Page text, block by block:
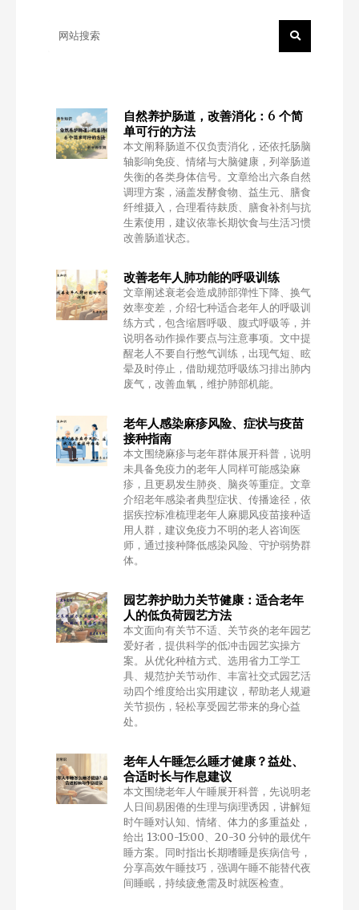
自然养护肠道，改善消化：6 个简
单可行的方法
本文阐释肠道不仅负责消化，还依托肠脑
轴影响免疫、情绪与大脑健康，列举肠道
失衡的各类身体信号。文章给出六条自然
调理方案，涵盖发酵食物、益生元、膳食
纤维摄入，合理看待麸质、膳食补剂与抗
生素使用，建议依靠长期饮食与生活习惯
改善肠道状态。
改善老年人肺功能的呼吸训练
文章阐述衰老会造成肺部弹性下降、换气
效率变差，介绍七种适合老年人的呼吸训
练方式，包含缩唇呼吸、腹式呼吸等，并
说明各动作操作要点与注意事项。文中提
醒老人不要自行憋气训练，出现气短、眩
晕及时停止，借助规范呼吸练习排出肺内
废气，改善血氧，维护肺部机能。
老年人感染麻疹风险、症状与疫苗
接种指南
本文围绕麻疹与老年群体展开科普，说明
未具备免疫力的老年人同样可能感染麻
疹，且更易发生肺炎、脑炎等重症。文章
介绍老年感染者典型症状、传播途径，依
据疾控标准梳理老年人麻腮风疫苗接种适
用人群，建议免疫力不明的老人咨询医
师，通过接种降低感染风险、守护弱势群
体。
园艺养护助力关节健康：适合老年
人的低负荷园艺方法
本文面向有关节不适、关节炎的老年园艺
爱好者，提供科学的低冲击园艺实操方
案。从优化种植方式、选用省力工学工
具、规范护关节动作、丰富社交式园艺活
动四个维度给出实用建议，帮助老人规避
关节损伤，轻松享受园艺带来的身心益
处。
老年人午睡怎么睡才健康？益处、
合适时长与作息建议
本文围绕老年人午睡展开科普，先说明老
人日间易困倦的生理与病理诱因，讲解短
时午睡对认知、情绪、体力的多重益处，
给出 13:00-15:00、20-30 分钟的最优午
睡方案。同时指出长期嗜睡是疾病信号，
分享高效午睡技巧，强调午睡不能替代夜
间睡眠，持续疲惫需及时就医检查。